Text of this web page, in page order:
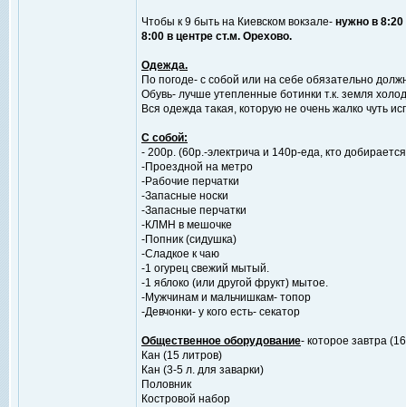
Чтобы к 9 быть на Киевском вокзале- нужно в 8:20
8:00 в центре ст.м. Орехово.
Одежда.
По погоде- с собой или на себе обязательно
Обувь- лучше утепленные ботинки т.к. земля
Вся одежда такая, которую не очень жалко чуть
С собой:
- 200р. (60р.-электрича и 140р-еда, кто
-Проездной на метро
-Рабочие перчатки
-Запасные носки
-Запасные перчатки
-КЛМН в мешочке
-Попник (сидушка)
-Сладкое к чаю
-1 огурец свежий мытый.
-1 яблоко (или другой фрукт) мытое.
-Мужчинам и мальчишкам- топор
-Девчонки- у кого есть- секатор
Общественное оборудование- которое завтра
Кан (15 литров)
Кан (3-5 л. для заварки)
Половник
Костровой набор